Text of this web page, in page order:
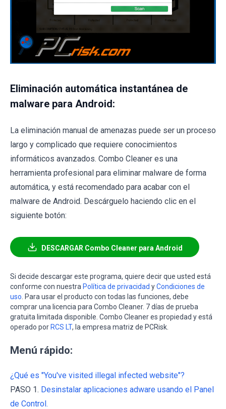
Eliminación automática instantánea de
malware para Android:
La eliminación manual de amenazas puede ser un proceso
largo y complicado que requiere conocimientos
informáticos avanzados. Combo Cleaner es una
herramienta profesional para eliminar malware de forma
automática, y está recomendado para acabar con el
malware de Android. Descárguelo haciendo clic en el
siguiente botón:
DESCARGAR Combo Cleaner para Android
Si decide descargar este programa, quiere decir que usted está
conforme con nuestra Política de privacidad yCondiciones de
uso . Para usar el producto con todas las funciones, debe
comprar una licencia para Combo Cleaner. 7 días de prueba
gratuita limitada disponible. Combo Cleaner es propiedad y está
operado por RCS LT, la empresa matriz de PCRisk.
Menú rápido:
¿Qué es "You've visited illegal infected website"?
PASO 1. Desinstalar aplicaciones adware usando el Panel
de Control.